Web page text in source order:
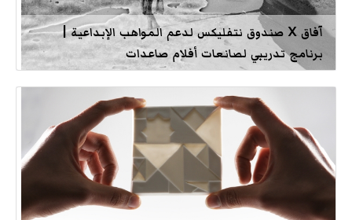
آفاق X صندوق نتفليكس لدعم المواهب الإبداعية |
برنامج تدريبي لصانعات أفلام صاعدات